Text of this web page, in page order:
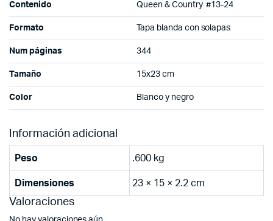
Contenido Queen & Country #13-24
Formato Tapa blanda con solapas
Num páginas 344
Tamaño 15x23 cm
Color Blanco y negro
Información adicional
Peso .600 kg
Dimensiones 23 × 15 × 2.2 cm
Valoraciones